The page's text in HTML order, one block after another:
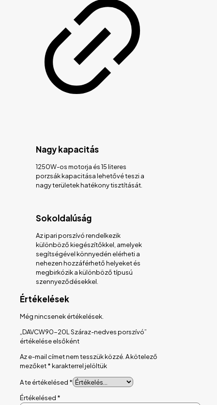
Nagy kapacitás
1250W-os motorja és 15 literes
porzsák kapacitása lehetővé teszi a
nagy területek hatékony tisztítását.
Sokoldalúság
Az ipari porszívó rendelkezik
különböző kiegészítőkkel, amelyek
segítségével könnyedén elérheti a
nehezen hozzáférhető helyeket és
megbirkózik a különböző típusú
szennyeződésekkel.
Értékelések
Még nincsenek értékelések.
„DAVCW90-20L Száraz-nedves porszívó”
értékelése elsőként
Az e-mail címet nem tesszük közzé.A kötelező
mezőket*karakterrel jelöltük
A te értékelésed *
Értékelésed *